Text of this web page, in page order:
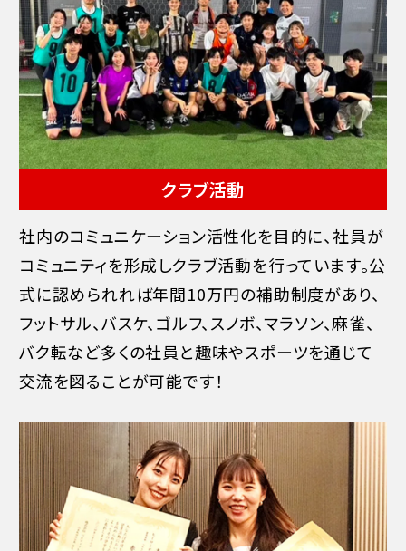
クラブ活動
社内のコミュニケーション活性化を目的に、社員が
コミュニティを形成しクラブ活動を行っています。公
式に認められれば年間10万円の補助制度があり、
フットサル、バスケ、ゴルフ、スノボ、マラソン、麻雀、
バク転など多くの社員と趣味やスポーツを通じて
交流を図ることが可能です！